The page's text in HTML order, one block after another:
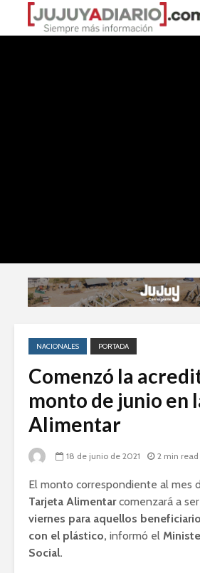
NACIONALES PORTADA
Comenzó la
monto de junio en
Alimentar
18 de junio de 2021 2 min read
El monto correspondiente al mes
Tarjeta Alimentarcomenzará a
viernes para aquellos
con el plástico, informó el
Social.